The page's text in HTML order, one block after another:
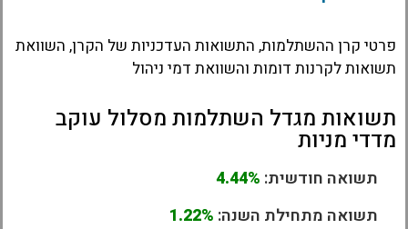
פרטי קרן ההשתלמות, התשואות העדכניות של הקרן, השוואת
תשואות לקרנות דומות והשוואת דמי ניהול
תשואות מגדל השתלמות מסלול עוקב
מדדי מניות
תשואה חודשית: 4.44%
תשואה מתחילת השנה: 1.22%